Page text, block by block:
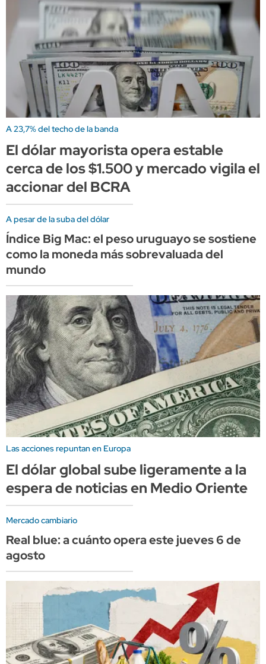
A 23,7% del techo de la banda
El dólar mayorista opera estable
cerca de los $1.500 y mercado vigila el
accionar del BCRA
A pesar de la suba del dólar
Índice Big Mac: el peso uruguayo se sostiene
como la moneda más sobrevaluada del
mundo
Las acciones repuntan en Europa
El dólar global sube ligeramente a la
espera de noticias en Medio Oriente
Mercado cambiario
Real blue: a cuánto opera este jueves 6 de
agosto